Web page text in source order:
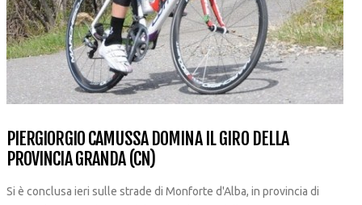
PIERGIORGIO CAMUSSA DOMINA IL GIRO DELLA
PROVINCIA GRANDA (CN)
Si è conclusa ieri sulle strade di Monforte d'Alba, in provincia di